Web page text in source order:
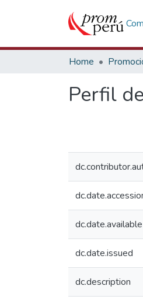
Home
Perfil
dc.date.available
dc.date.issued
dc.description